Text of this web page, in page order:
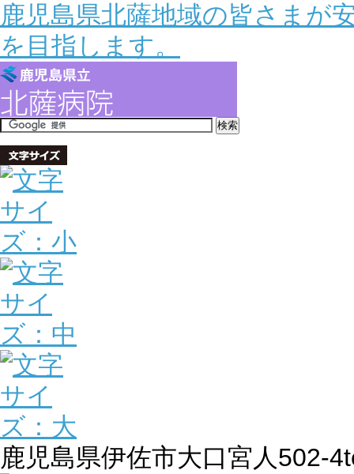
鹿児島県北薩地域の皆さまが
を目指します。
鹿児島県伊佐市大口宮人502-4